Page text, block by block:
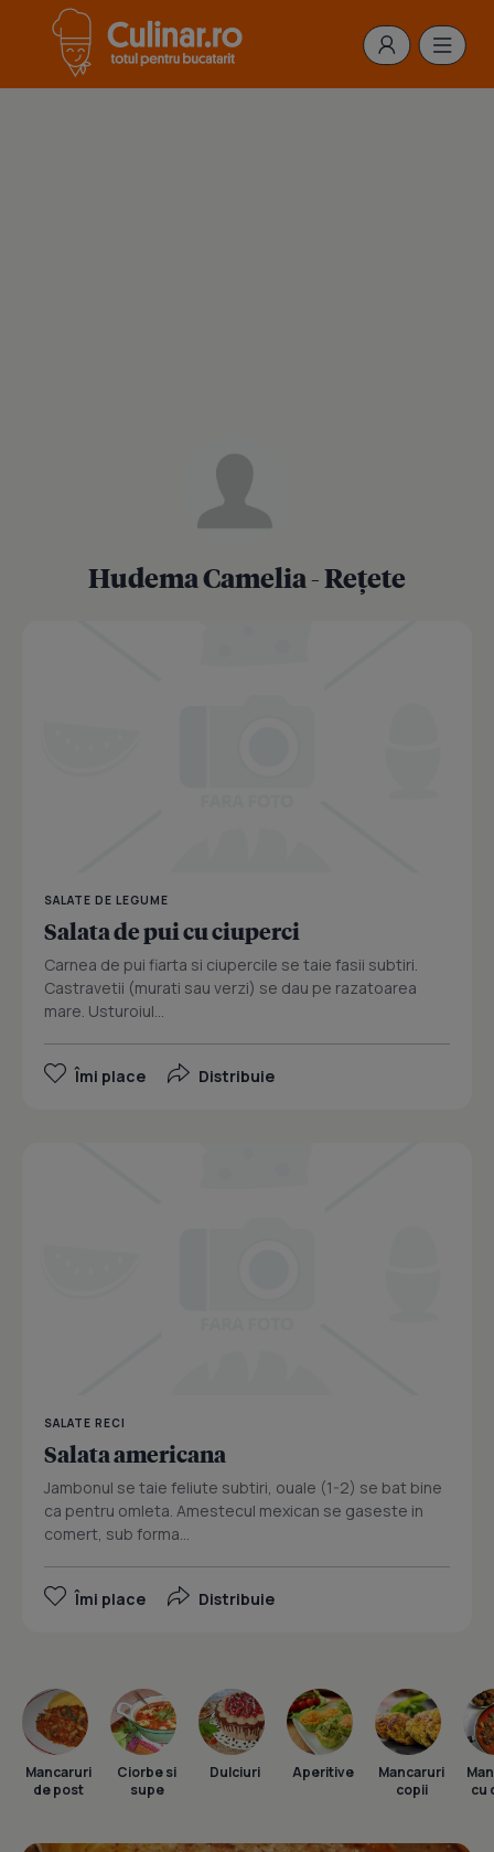
Hudema Camelia - Rețete
SALATE DE LEGUME
Salata de pui cu ciuperci
Carnea de pui fiarta si ciupercile se taie fasii subtiri.
Castravetii (murati sau verzi) se dau pe razatoarea
mare. Usturoiul...
Îmi place Distribuie
SALATE RECI
Salata americana
Jambonul se taie feliute subtiri, ouale (1-2) se bat bine
ca pentru omleta. Amestecul mexican se gaseste in
comert, sub forma...
Îmi place Distribuie
Mancaruri
de post
Ciorbe si
supe
Dulciuri Aperitive
Mancaruri
copii
cu